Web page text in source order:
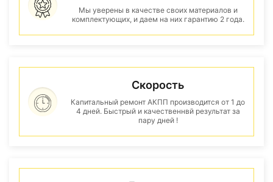
Мы уверены в качестве своих материалов и
комплектующих, и даем на них гарантию 2 года.
Скорость
Капитальный ремонт АКПП производится от 1 до
4 дней. Быстрый и качественнвй результат за
пару дней !